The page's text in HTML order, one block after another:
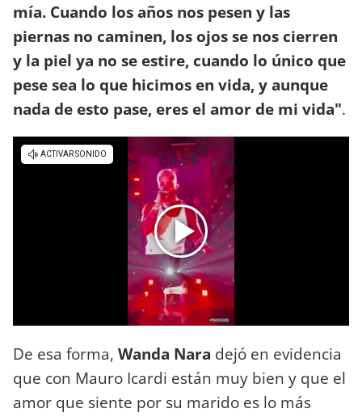
mía. Cuando los años nos pesen y las
piernas no caminen, los ojos se nos cierren
y la piel ya no se estire, cuando lo único que
pese sea lo que hicimos en vida, y aunque
nada de esto pase, eres el amor de mi vida".
De esa forma, Wanda Nara dejó en evidencia
que con Mauro Icardi están muy bien y que el
amor que siente por su marido es lo más